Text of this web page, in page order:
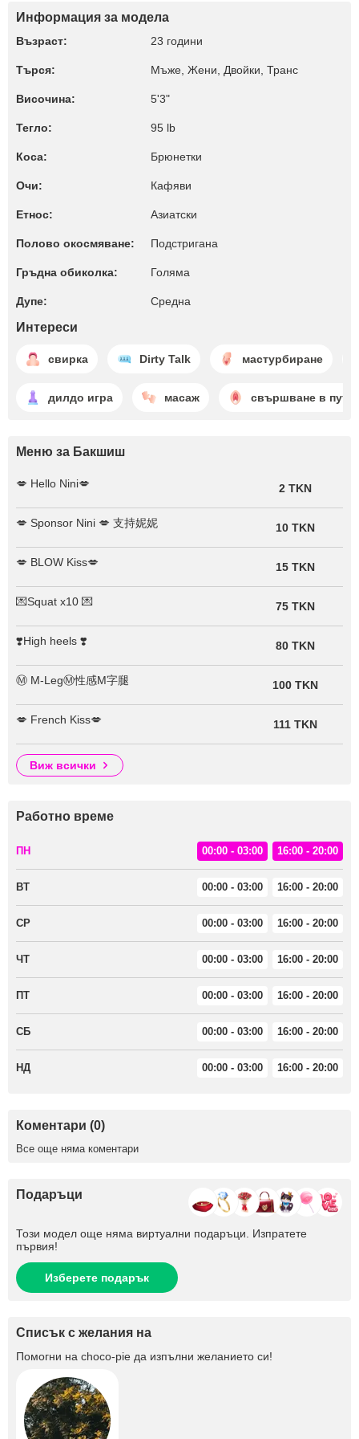
Информация за модела
Възраст: 23 години
Търся: Мъже, Жени, Двойки, Транс
Височина: 5'3"
Тегло: 95 lb
Коса: Брюнетки
Очи: Кафяви
Етнос: Азиатски
Полово окосмяване: Подстригана
Гръдна обиколка: Голяма
Дупе: Среднa
Интереси
свирка Dirty Talk мастурбиране
дилдо игра масаж свършване в путка
Меню за Бакшиш
💋 Hello Nini💋 2 TKN
💋 Sponsor Nini 💋 支持妮妮 10 TKN
💋 BLOW Kiss💋 15 TKN
💌Squat x10 💌 75 TKN
❣️High heels ❣️ 80 TKN
Ⓜ️ M-LegⓂ️性感M字腿 100 TKN
💋 French Kiss💋 111 TKN
виж всички
Работно време
ПН 00:00 - 03:00 16:00 - 20:00
ВТ 00:00 - 03:00 16:00 - 20:00
СР 00:00 - 03:00 16:00 - 20:00
ЧТ 00:00 - 03:00 16:00 - 20:00
ПТ 00:00 - 03:00 16:00 - 20:00
СБ 00:00 - 03:00 16:00 - 20:00
НД 00:00 - 03:00 16:00 - 20:00
Коментари (0)
Все още няма коментари
Подаръци
Този модел още няма виртуални подаръци. Изпратете
първия!
Изберете подарък
Списък с желания на
Помогни на choco-pie да изпълни желанието си!